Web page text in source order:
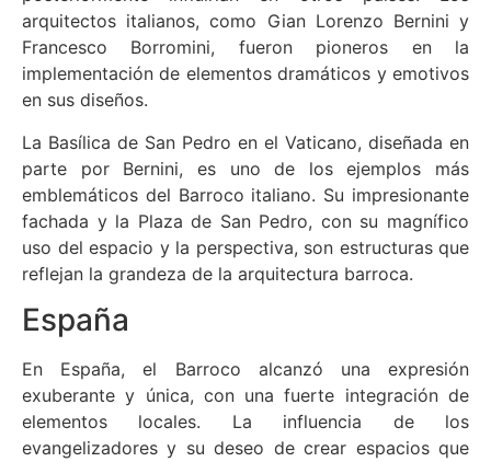
arquitectos italianos, como Gian Lorenzo Bernini y
Francesco Borromini, fueron pioneros en la
implementación de elementos dramáticos y emotivos
en sus diseños.
La Basílica de San Pedro en el Vaticano, diseñada en
parte por Bernini, es uno de los ejemplos más
emblemáticos del Barroco italiano. Su impresionante
fachada y la Plaza de San Pedro, con su magnífico
uso del espacio y la perspectiva, son estructuras que
reflejan la grandeza de la arquitectura barroca.
España
En España, el Barroco alcanzó una expresión
exuberante y única, con una fuerte integración de
elementos locales. La influencia de los
evangelizadores y su deseo de crear espacios que